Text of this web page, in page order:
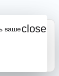
close
ваше